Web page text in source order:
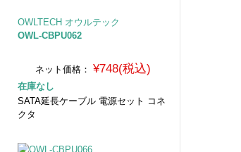
OWLTECH オウルテック
OWL-CBPU062
ネット価格： ¥748(税込)
在庫なし
SATA延長ケーブル 電源セット コネ
クタ